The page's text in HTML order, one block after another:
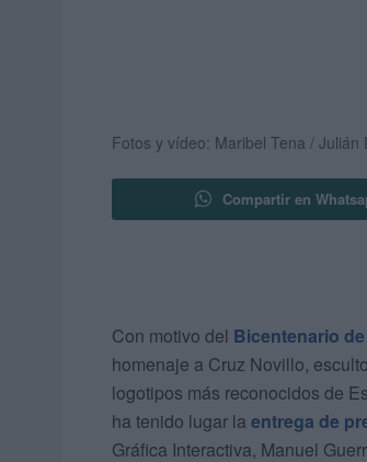
Fotos y vídeo: Maribel Tena / Julián
Compartir en
Con motivo del Bicentenario
homenaje a Cruz Novillo,
logotipos más reconocidos de
ha tenido lugar la entrega de
Gráfica Interactiva, Manuel